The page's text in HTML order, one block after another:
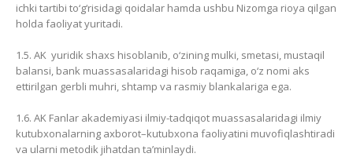
ichki tartibi to‘g‘risidagi qoidalar hamda ushbu Nizomga rioya qilgan
holda faoliyat yuritadi.
1.5. AK yuridik shaxs hisoblanib, o‘zining mulki, smetasi, mustaqil
balansi, bank muassasalaridagi hisob raqamiga, o‘z nomi aks
ettirilgan gerbli muhri, shtamp va rasmiy blankalariga ega.
1.6. AK Fanlar akademiyasi ilmiy-tadqiqot muassasalaridagi ilmiy
kutubxonalarning axborot–kutubxona faoliyatini muvofiqlashtiradi
va ularni metodik jihatdan ta’minlaydi.